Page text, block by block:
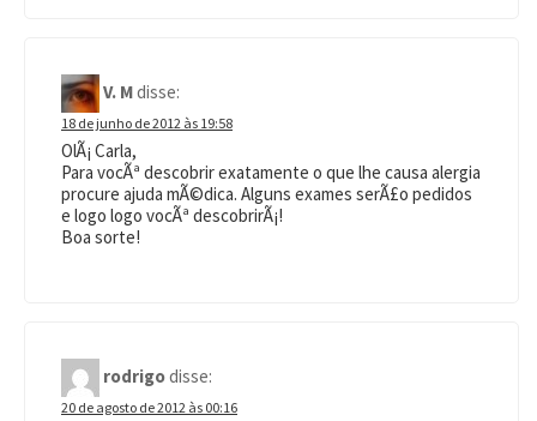
V. Mdisse:
18 de junho de 2012 às 19:58
OlÃ¡ Carla,
Para vocÃª descobrir exatamente o que lhe causa alergia
procure ajuda mÃ©dica. Alguns exames serÃ£o pedidos
e logo logo vocÃª descobrirÃ¡!
Boa sorte!
rodrigodisse:
20 de agosto de 2012 às 00:16